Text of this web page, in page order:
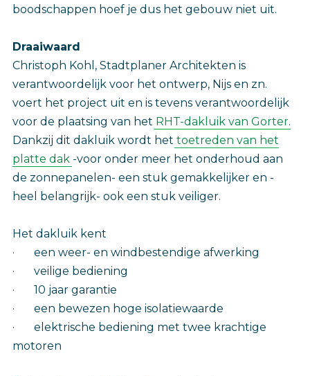
boodschappen hoef je dus het gebouw niet uit.
Draaiwaard
Christoph Kohl, Stadtplaner Architekten is
verantwoordelijk voor het ontwerp, Nijs en zn.
voert het project uit en is tevens verantwoordelijk
voor de plaatsing van het RHT-dakluik van Gorter.
Dankzij dit dakluik wordt het toetreden van het
platte dak -voor onder meer het onderhoud aan
de zonnepanelen- een stuk gemakkelijker en -
heel belangrijk- ook een stuk veiliger.
Het dakluik kent
· een weer- en windbestendige afwerking
· veilige bediening
· 10 jaar garantie
· een bewezen hoge isolatiewaarde
· elektrische bediening met twee krachtige
motoren